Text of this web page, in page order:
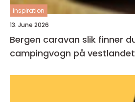
inspiration
13. June 2026
Bergen caravan slik finner du riktig bobil og
campingvogn på vestlandet